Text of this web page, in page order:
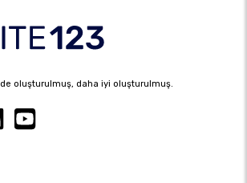
oluşturulmuş, daha iyi oluşturulmuş.